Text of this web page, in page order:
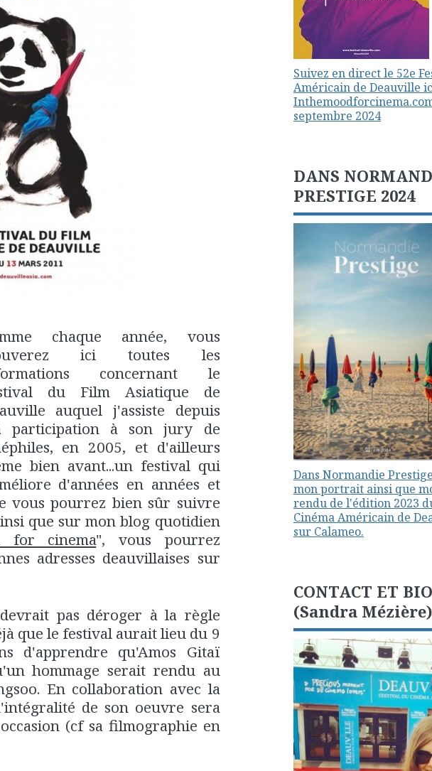
chaque année, vous
ici toutes les
concernant le
du Film Asiatique de
auquel j'assiste depuis
participation à son jury de
en 2005, et d'ailleurs
bien avant...un festival qui
d'années en années et
vous pourrez bien sûr suivre
que sur mon blog quotidien
for cinema", vous pourrez
adresses deauvillaises sur
pas déroger à la règle
que le festival aurait lieu du 9
d'apprendre qu'Amos Gitaï
hommage serait rendu au
En collaboration avec la
de son oeuvre sera
(cf sa filmographie en
Suivez en direct le 52e
Américain de Deauville
septembre 2024
DANS
PRESTIGE 2024
Dans Normandie
mon portrait ainsi que
rendu de l'édition 2023
Cinéma Américain de
sur Calameo.
CONTACT ET
(Sandra Mézière)